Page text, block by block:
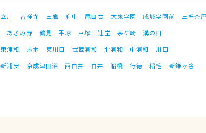
立川 吉祥寺 三鷹 府中 尾山台 大泉学園 成城学園前 三軒茶屋
あざみ野 鶴見 平塚 戸塚 辻堂 茅ケ崎
溝の口
東浦和 志木 東川口 武蔵浦和 北浦和 中浦和
川口
新浦安 京成津田沼 西白井 白井 船橋 行徳 稲毛 新鎌ヶ谷